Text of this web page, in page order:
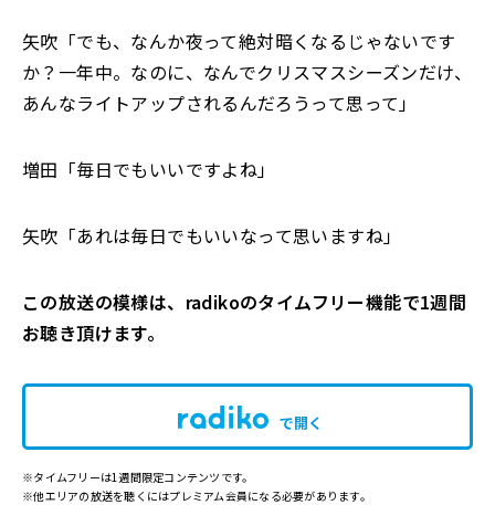
矢吹「でも、なんか夜って絶対暗くなるじゃないです
か？一年中。なのに、なんでクリスマスシーズンだけ、
あんなライトアップされるんだろうって思って」
増田「毎日でもいいですよね」
矢吹「あれは毎日でもいいなって思いますね」
この放送の模様は、radikoのタイムフリー機能で1週間
お聴き頂けます。
で開く
※タイムフリーは1週間限定コンテンツです。
※他エリアの放送を聴くにはプレミアム会員になる必要があります。